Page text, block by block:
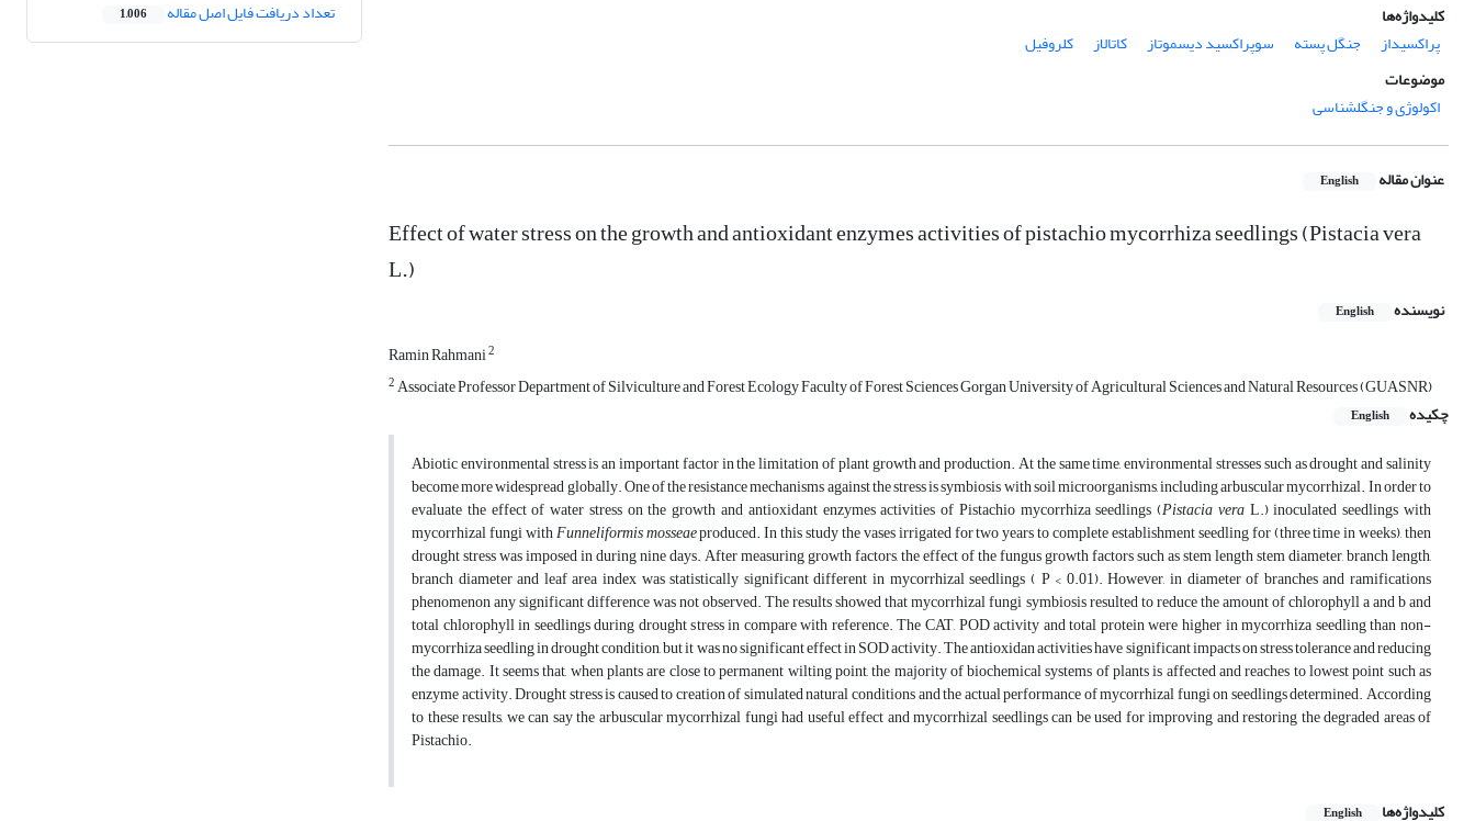
کلیدواژه‌ها
پراکسیداز
جنگل پسته سوپراکسید دیسموتاز کاتالاز
کلروفیل
موضوعات
اکولوژی و جنگلشناسی
عنوان مقاله English
Effect of water stress on the growth and antioxidant enzymes activities of pistachio mycorrhiza seedlings (Pistacia vera
L.)
نویسنده English
Ramin Rahmani2
2Associate Professor Department of Silviculture and Forest Ecology Faculty of Forest Sciences Gorgan University of Agricultural Sciences and Natural Resources (GUASNR)
چکیده
English
Abiotic environmental stress is an important factor in the limitation of plant growth and production. At the same time, environmental stresses such as drought and salinity
become more widespread globally. One of the resistance mechanisms against the stress is symbiosis with soil microorganisms, including arbuscular mycorrhizal. In order to
evaluate the effect of water stress on the growth and antioxidant enzymes activities of Pistachio mycorrhiza seedlings (Pistacia veraL.) inoculated seedlings with
mycorrhizal fungi withFunneliformis mosseaeproduced. In this study the vases irrigated for two years to complete establishment seedling for (three time in weeks), then
drought stress was imposed in during nine days. After measuring growth factors, the effect of the fungus growth factors such as stem length stem diameter, branch length,
branch diameter and leaf area index was statistically significant different in mycorrhizal seedlings ( P < 0.01). However, in diameter of branches and ramifications
phenomenon any significant difference was not observed. The results showed that mycorrhizal fungi symbiosis resulted to reduce the amount of chlorophyll a and b and
total chlorophyll in seedlings during drought stress in compare with reference. The CAT, POD activity and total protein were higher in mycorrhiza seedling than non-
mycorrhiza seedling in drought condition, but it was no significant effect in SOD activity. The antioxidan activities have significant impacts on stress tolerance and reducing
the damage. It seems that, when plants are close to permanent wilting point, the majority of biochemical systems of plants is affected and reaches to lowest point such as
enzyme activity. Drought stress is caused to creation of simulated natural conditions and the actual performance of mycorrhizal fungi on seedlings determined. According
to these results, we can say the arbuscular mycorrhizal fungi had useful effect and mycorrhizal seedlings can be used for improving and restoring the degraded areas of
Pistachio.
کلیدواژه‌ها English
تعداد دریافت فایل اصل مقاله 1,006